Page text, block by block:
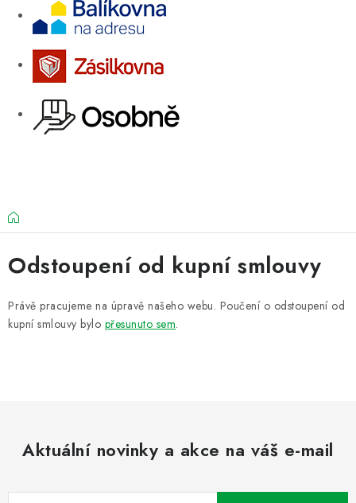
Domů
Odstoupení od kupní smlouvy
Právě pracujeme na úpravě našeho webu. Poučení o odstoupení od
kupní smlouvy bylo přesunuto sem.
Aktuální novinky a akce na váš e-mail